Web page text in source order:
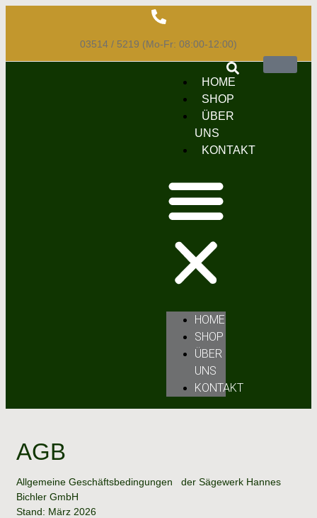
03514 / 5219 (Mo-Fr: 08:00-12:00)
HOME
SHOP
ÜBER
UNS
KONTAKT
HOME
SHOP
ÜBER
UNS
KONTAKT
AGB
Allgemeine Geschäftsbedingungen der Sägewerk Hannes
Bichler GmbH
Stand: März 2026